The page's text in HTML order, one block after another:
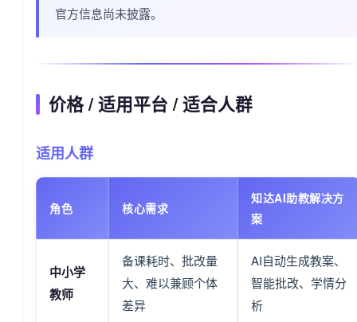
官方信息尚未披露。
价格 / 适用平台 / 适合人群
适用人群
角色 核心需求
知达AI助教解决方
案
中小学
教师
备课耗时、批改量
大、难以兼顾个体
差异
AI自动生成教案、
智能批改、学情分
析